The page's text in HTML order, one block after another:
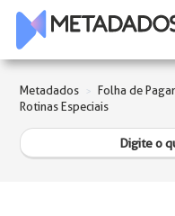
Metadados Folha de
Rotinas Especiais